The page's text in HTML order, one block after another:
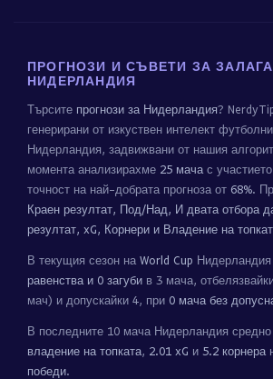
ПРОГНОЗИ И СЪВЕТИ ЗА
НИДЕРЛАНДИЯ
Търсите прогнози за Нидерландия?
генерирани от изкуствен интелект
Нидерландия, задвижвани от нашия
момента анализирахме 25 мача с
точност на най-добрата прогноза от 68%.
Краен резултат, Под/Над, И двата отбора
резултат, xG, Корнери и Владение на
В текущия сезон на World Cup Нидерландия
равенства и 0 загуби в 3 мача,
мач) и допускайки 4, при 0 мача без
В последните 10 мача Нидерландия средно
владение на топката, 2.01 xG и 5.2 корнера
победи.